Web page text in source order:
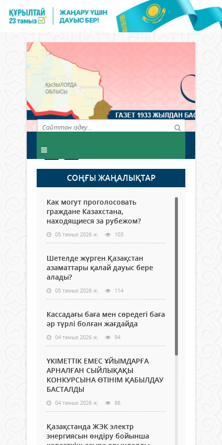
СОҢҒЫ ЖАҢАЛЫҚТАР
Как могут проголосовать
граждане Казахстана,
находящиеся за рубежом?
05 тамыз 2026 ж. 103
Шетелде жүрген Қазақстан
азаматтары қалай дауыс бере
алады?
05 тамыз 2026 ж. 114
Кассадағы баға мен сөредегі баға
әр түрлі болған жағдайда
04 тамыз 2026 ж. 94
ҮКІМЕТТІК ЕМЕС ҰЙЫМДАРҒА
АРНАЛҒАН СЫЙЛЫҚАҚЫ
КОНКУРСЫНА ӨТІНІМ ҚАБЫЛДАУ
БАСТАЛДЫ
04 тамыз 2026 ж. 86
Қазақстанда ЖЭК электр
энергиясын өндіру бойынша